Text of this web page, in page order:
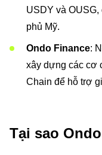
USDY và
phủ Mỹ.
Ondo Finance:
xây dựng các cơ
Chain để hỗ trợ
Tại sao